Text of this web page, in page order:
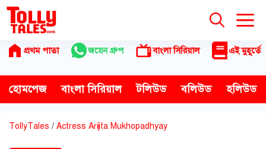
Skip
content
প্রথম পাতা জয়েন গ্রুপ বাংলা সিরিয়াল এই মুহূর্তে
হোমপেজ বাংলা সিরিয়াল টলিউড বলিউড হলিউড
TollyTales / Actress Arijita Mukhopadhyay